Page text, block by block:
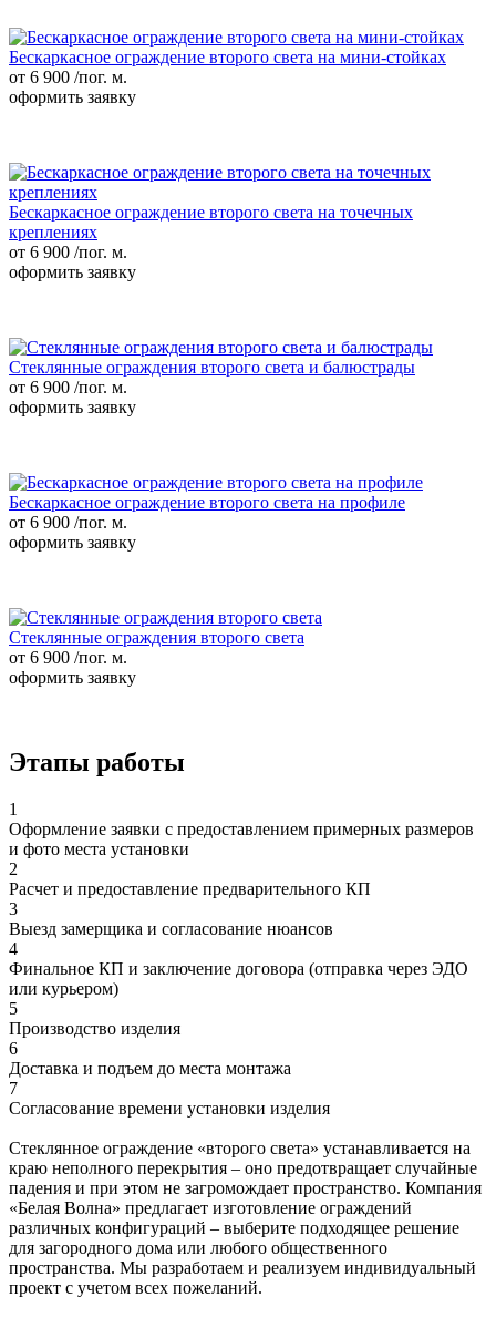
Бескаркасное ограждение второго света на мини-стойках
от 6 900 /пог. м.
оформить заявку
Бескаркасное ограждение второго света на точечных
креплениях
от 6 900 /пог. м.
оформить заявку
Стеклянные ограждения второго света и балюстрады
от 6 900 /пог. м.
оформить заявку
Бескаркасное ограждение второго света на профиле
от 6 900 /пог. м.
оформить заявку
Стеклянные ограждения второго света
от 6 900 /пог. м.
оформить заявку
Этапы работы
1
Оформление заявки с предоставлением примерных размеров
и фото места установки
2
Расчет и предоставление предварительного КП
3
Выезд замерщика и согласование нюансов
4
Финальное КП и заключение договора (отправка через ЭДО
или курьером)
5
Производство изделия
6
Доставка и подъем до места монтажа
7
Согласование времени установки изделия
Стеклянное ограждение «второго света» устанавливается на
краю неполного перекрытия – оно предотвращает случайные
падения и при этом не загромождает пространство. Компания
«Белая Волна» предлагает изготовление ограждений
различных конфигураций – выберите подходящее решение
для загородного дома или любого общественного
пространства. Мы разработаем и реализуем индивидуальный
проект с учетом всех пожеланий.